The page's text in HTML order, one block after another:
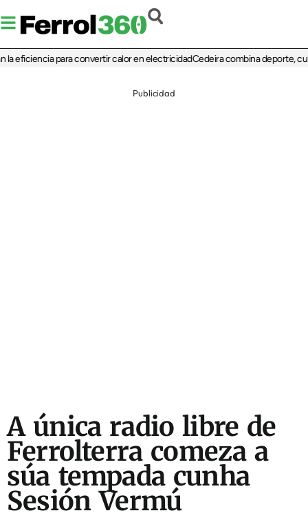
para convertir calor en electricidadCedeira combina deporte,
Publicidad
A única radio libre de
Ferrolterra comeza a
súa tempada cunha
Sesión Vermú